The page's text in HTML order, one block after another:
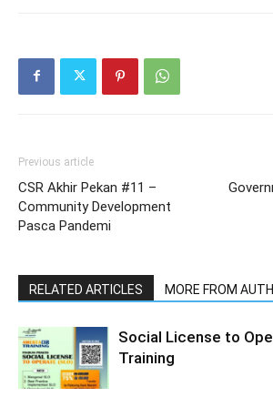
Previous article
CSR Akhir Pekan #11 –
Community Development
Pasca Pandemi
RELATED ARTICLES MORE FROM
Social License to
Training